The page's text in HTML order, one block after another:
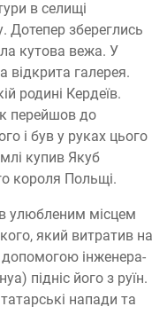
в селищі
Дотепер збереглись
кутова вежа. У
відкрита галерея.
родині Кердеїв.
перейшов до
і був у руках цього
купив Якуб
короля Польщі.
улюбленим місцем
який витратив на
допомогою інженера-
підніс його з руїн.
напади та